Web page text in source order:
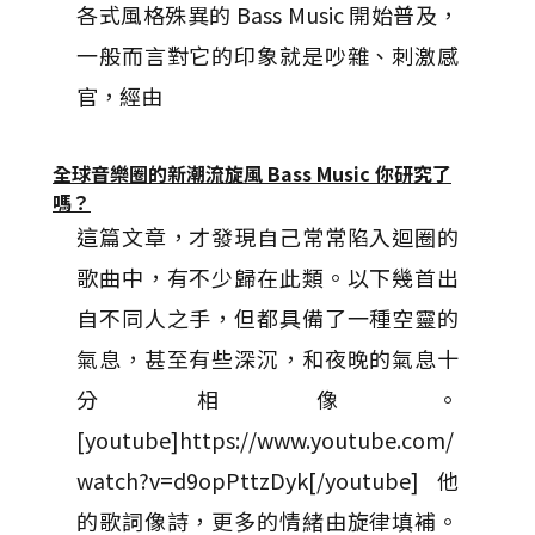
各式風格殊異的 Bass Music 開始普及，
一般而言對它的印象就是吵雜、刺激感
官，經由
全球音樂圈的新潮流旋風 Bass Music 你研究了
嗎？
這篇文章，才發現自己常常陷入迴圈的
歌曲中，有不少歸在此類。以下幾首出
自不同人之手，但都具備了一種空靈的
氣息，甚至有些深沉，和夜晚的氣息十
分相像。
[youtube]https://www.youtube.com/
watch?v=d9opPttzDyk[/youtube] 他
的歌詞像詩，更多的情緒由旋律填補。